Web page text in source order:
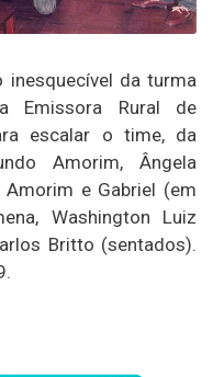
inesquecível da turma
Emissora Rural de
escalar o time, da
Amorim, Ângela
Amorim e Gabriel (em
Washington Luiz
Britto (sentados).